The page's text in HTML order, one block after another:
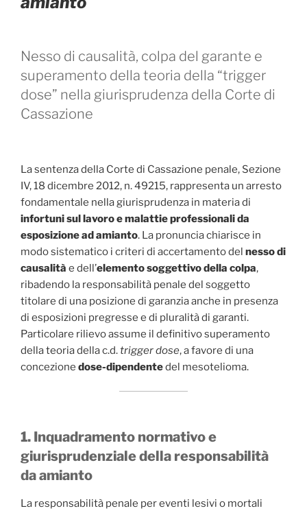
Nesso di causalità, colpa del garante e
superamento della teoria della “trigger
dose” nella giurisprudenza della Corte di
Cassazione
La sentenza della Corte di Cassazione penale, Sezione
IV, 18 dicembre 2012, n. 49215, rappresenta un arresto
fondamentale nella giurisprudenza in materia di
infortuni sul lavoro e malattie professionali da
esposizione ad amianto. La pronuncia chiarisce in
modo sistematico i criteri di accertamento del nesso di
causalità e dell’elemento soggettivo della colpa,
ribadendo la responsabilità penale del soggetto
titolare di una posizione di garanzia anche in presenza
di esposizioni pregresse e di pluralità di garanti.
Particolare rilievo assume il definitivo superamento
della teoria della c.d.trigger dose, a favore di una
concezione dose-dipendentedel mesotelioma.
1. Inquadramento normativo e
giurisprudenziale della responsabilità
da amianto
La responsabilità penale per eventi lesivi o mortali